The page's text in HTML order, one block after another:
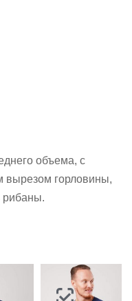
объема, с
вырезом горловины,
рибаны.